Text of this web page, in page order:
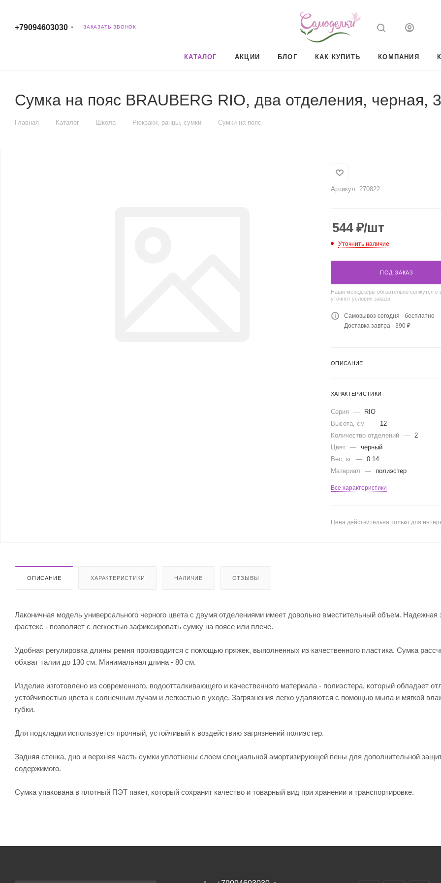
+79094603030 ЗАКАЗАТЬ ЗВОНОК
КАТАЛОГ АКЦИИ БЛОГ КАК КУПИТЬ КОМПАНИЯ
Сумка на пояс BRAUBERG RIO, два отделения, черная,
Главная — Каталог — Школа — Рюкзаки, ранцы, сумки — Сумки на пояс
Артикул: 270822
544₽/шт
Уточнить наличие
ПОД ЗАКАЗ
Наши менеджеры обязательно свяжутся с
уточнят условия заказа
Самовывоз сегодня - бесплатно
Доставка завтра - 390 ₽
ОПИСАНИЕ
ХАРАКТЕРИСТИКИ
Серия —
RIO
Высота, см
—
12
Количество отделений —
2
Цвет — черный
Вес, кг — 0.14
Материал
— полиэстер
Все характеристики
Цена действительна только для
ОПИСАНИЕ ХАРАКТЕРИСТИКИ НАЛИЧИЕ ОТЗЫВЫ
Лаконичная модель универсального черного цвета с двумя отделениями имеет довольно вместительный объем. Надежная
фастекс - позволяет с легкостью зафиксировать сумку на поясе или плече.
Удобная регулировка длины ремня производится с помощью пряжек, выполненных из качественного пластика. Сумка
обхват талии до 130 см. Минимальная длина - 80 см.
Изделие изготовлено из современного, водоотталкивающего и качественного материала - полиэстера, который обладает
устойчивостью цвета к солнечным лучам и легкостью в уходе. Загрязнения легко удаляются с помощью мыла и мягкой
губки.
Для подкладки используется прочный, устойчивый к воздействию загрязнений полиэстер.
Задняя стенка, дно и верхняя часть сумки уплотнены слоем специальной амортизирующей пены для дополнительной
содержимого.
Сумка упакована в плотный ПЭТ пакет, который сохранит качество и товарный вид при хранении и транспортировке.